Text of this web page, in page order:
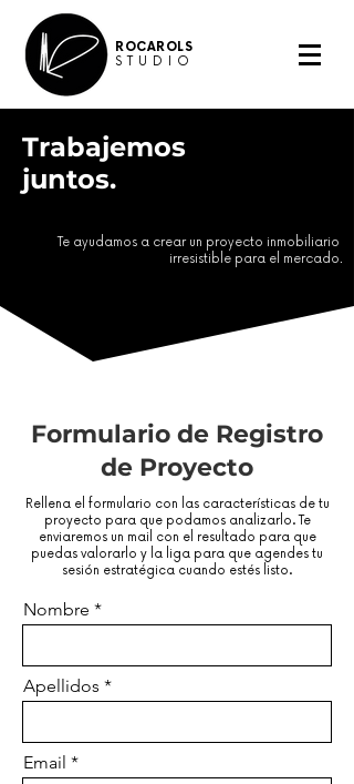
ROCAROLS
STUDIO
Trabajemos
juntos.
Te ayudamos a crear un proyecto inmobiliario
irresistible para el mercado.
Formulario de Registro
de Proyecto
Rellena el formulario con las características de tu
proyecto para que podamos analizarlo. Te
enviaremos un mail con el resultado para que
puedas valorarlo y la liga para que agendes tu
sesión estratégica cuando estés listo.
Nombre
Apellidos
Email